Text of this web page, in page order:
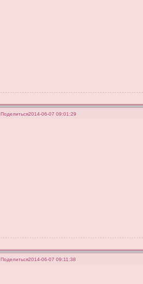
Поделиться2014-06-07 09:01:29
Поделиться2014-06-07 09:11:38